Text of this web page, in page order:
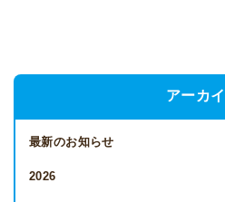
アーカ
最新のお知らせ
2026